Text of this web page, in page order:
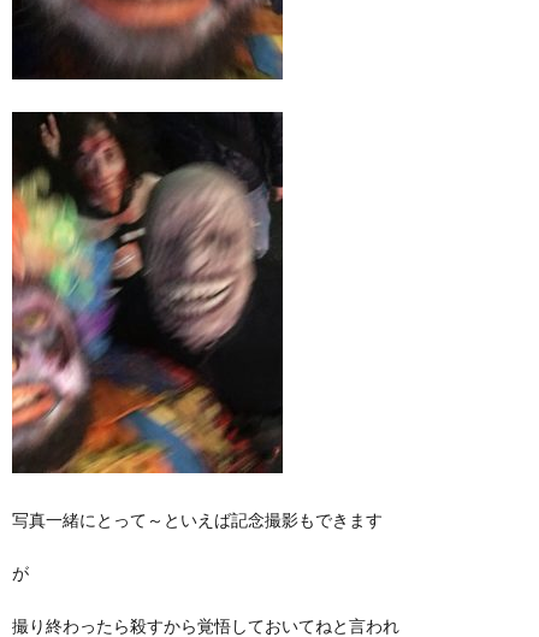
写真一緒にとって～といえば記念撮影もできます
が
撮り終わったら殺すから覚悟しておいてねと言われ